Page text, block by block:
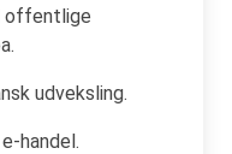
offentlige
udveksling.
handel.